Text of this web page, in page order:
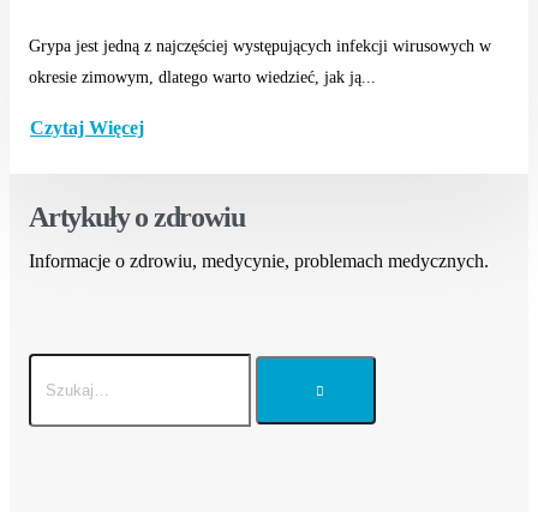
Grypa jest jedną z najczęściej występujących infekcji wirusowych w
okresie zimowym, dlatego warto wiedzieć, jak ją...
Czytaj Więcej
Artykuły o zdrowiu
Informacje o zdrowiu, medycynie, problemach medycznych.